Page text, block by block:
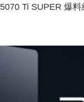
5070 Ti SUPER 爆